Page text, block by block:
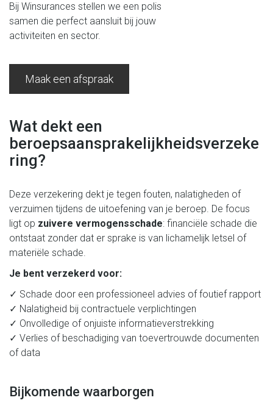
Bij Winsurances stellen we een polis
samen die perfect aansluit bij jouw
activiteiten en sector.
Maak een afspraak
Wat dekt een
beroepsaansprakelijkheidsverzeke
ring?
Deze verzekering dekt je tegen fouten, nalatigheden of
verzuimen tijdens de uitoefening van je beroep. De focus
ligt op zuivere vermogensschade: financiële schade die
ontstaat zonder dat er sprake is van lichamelijk letsel of
materiële schade.
Je bent verzekerd voor:
✓ Schade door een professioneel advies of foutief rapport
✓ Nalatigheid bij contractuele verplichtingen
✓ Onvolledige of onjuiste informatieverstrekking
✓ Verlies of beschadiging van toevertrouwde documenten
of data
Bijkomende waarborgen